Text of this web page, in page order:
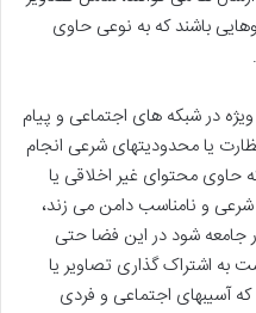
باشند که به نوعی حاوی
در شبکه های اجتماعی و پیام
یا محدودیتهای شرعی انجام
حاوی محتوای غیر اخلاقی یا
شرعی و نامناسب دامن می زند،
شود در این فضا حتی
به اشتراک گذاری تصاویر یا
آسیبهای اجتماعی و فردی